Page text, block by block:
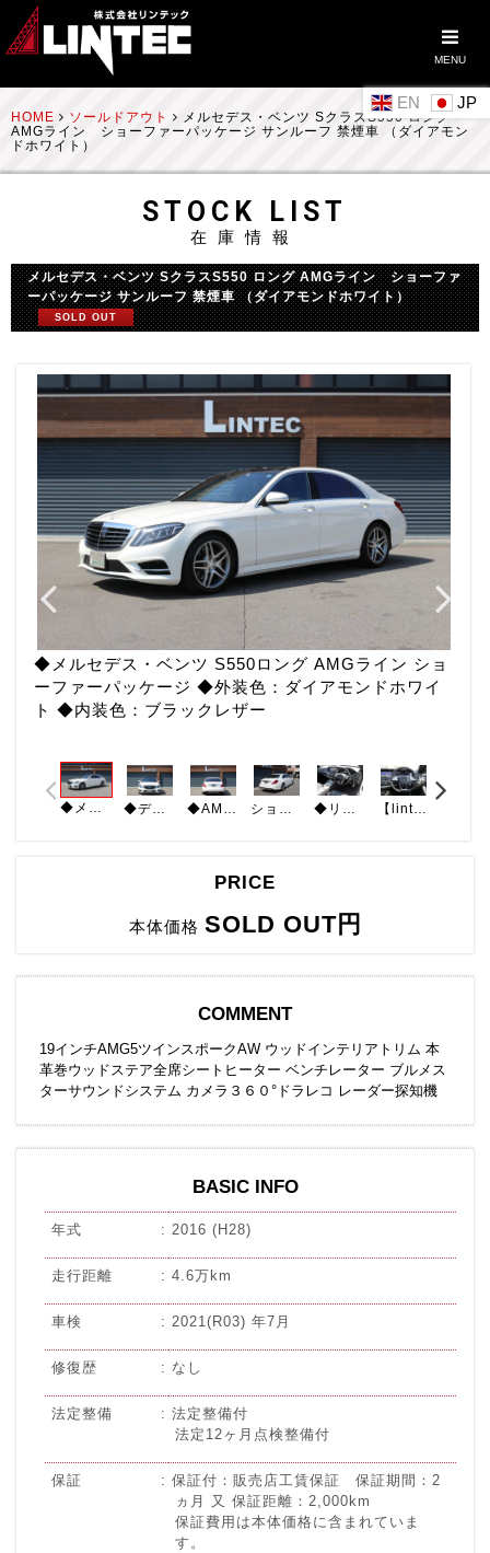
MENU
EN
HOME ソールドアウト
メルセデス・ベンツ SクラスS550 ロング
AMGライン ショーファーパッケージ サンルーフ 禁煙車 （ダイアモン
ドホワイト）
STOCK LIST
在庫情報
メルセデス・ベンツ SクラスS550 ロング AMGライン ショーファ
ーパッケージ サンルーフ 禁煙車 （ダイアモンドホワイト）
SOLD OUT
◆メルセデス・ベンツ S550ロング AMGライン ショ
ーファーパッケージ ◆外装色：ダイアモンドホワイ
ト ◆内装色：ブラックレザー
◆メルセデス・ベンツ S550ロング AMGライン ショーファーパッケージ ◆外装色：ダイアモンドホワイト ◆内装色：ブラックレザー ◆ディーラー車 ◆禁煙車 ◆ETC ◆パノラマガラスサンルーフ ◆純正HDDナビ ◆地デジ CD DVD ブルートゥース ◆バックカメラ360° ◆レーダーセーフティ ◆ブルメスターサウンドシステム ◆AMGライン（AMGスタイリング 19インチAMG5ツインスポークAW ステンレスアクセル ブレーキペダル ウッドインテリアトリム ヘッドアップディスプレイ 本革巻ウッドステアリング） ショーファーパッケージ（後席ショーファーポジションスイッチ 後席シートヒーター ステアリングヒーター ドア センターアームレストヒーター ◆リアエンターテインメントシステム ◆後席左右 リアウィンドウ 電動ブラインド ◆ヘッドフォン 全席シートヒーター ベンチレーター ◆ユピテル「Z820DR」 ドライブレコーダー レーダー探知機 【lintec@lintec-kobe.co.jp】お待ちしております。各SNS(Instagram・Facebook・Twitter)にて、それぞれ情報を発信しております。是非ご覧くださいませ。
PRICE
本体価格 SOLD OUT円
COMMENT
19インチAMG5ツインスポークAW ウッドインテリアトリム 本
革巻ウッドステア全席シートヒーター ベンチレーター ブルメス
ターサウンドシステム カメラ３６０°ドラレコ レーダー探知機
BASIC INFO
年式 2016 (H28)
走行距離 4.6万km
車検 2021(R03) 年7月
修復歴 なし
法定整備
法定整備付
法定12ヶ月点検整備付
保証
保証付：販売店工賃保証 保証期間：2
ヵ月 又 保証距離：2,000km
保証費用は本体価格に含まれていま
す。